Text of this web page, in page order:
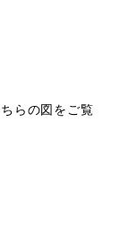
らの図をご覧